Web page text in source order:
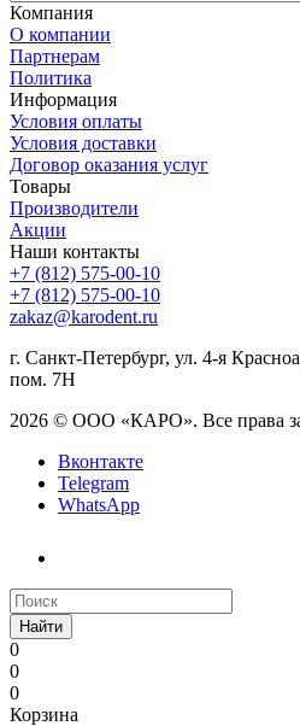
Компания
О компании
Партнерам
Политика
Информация
Условия оплаты
Условия доставки
Договор оказания услуг
Товары
Производители
Акции
Наши контакты
+7 (812) 575-00-10
+7 (812) 575-00-10
zakaz@karodent.ru
г. Санкт-Петербург, ул. 4-я
пом. 7Н
2026 © ООО «КАРО». Все права
Вконтакте
Telegram
WhatsApp
Найти
0
0
0
Корзина